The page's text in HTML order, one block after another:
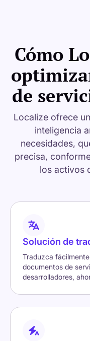
Cómo
de
Localize ofrece
inteligencia
necesidades,
precisa,
los activos
Solución de
Traduzca
documentos de
desarrolladores,